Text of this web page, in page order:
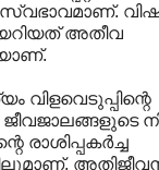
അതീവ
വിളവെടുപ്പിന്റെ
രാശിപ്പകര്‍ച്ച